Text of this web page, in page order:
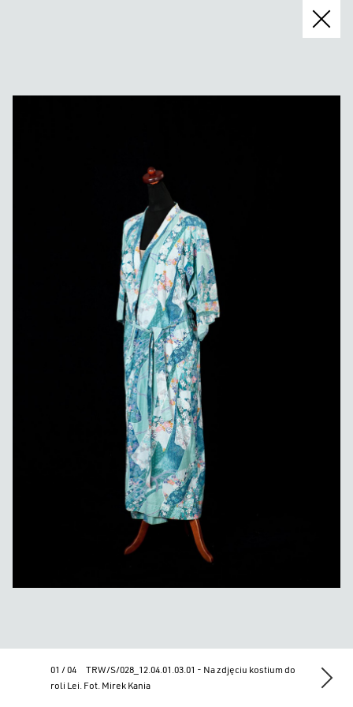
01 / 04
TRW/S/028_12.04.01.03.01 - Na zdjęciu kostium do
roli Lei. Fot. Mirek Kania